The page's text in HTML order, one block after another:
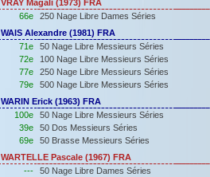
VRAY Magali (1973) FRA
66e
250 Nage Libre Dames Séries
WAIS Alexandre (1981) FRA
71e
50 Nage Libre Messieurs Séries
72e
100 Nage Libre Messieurs Séries
77e
250 Nage Libre Messieurs Séries
79e
500 Nage Libre Messieurs Séries
WARIN Erick (1963) FRA
100e
50 Nage Libre Messieurs Séries
39e
50 Dos Messieurs Séries
69e
50 Brasse Messieurs Séries
WARTELLE Pascale (1967) FRA
---
50 Nage Libre Dames Séries